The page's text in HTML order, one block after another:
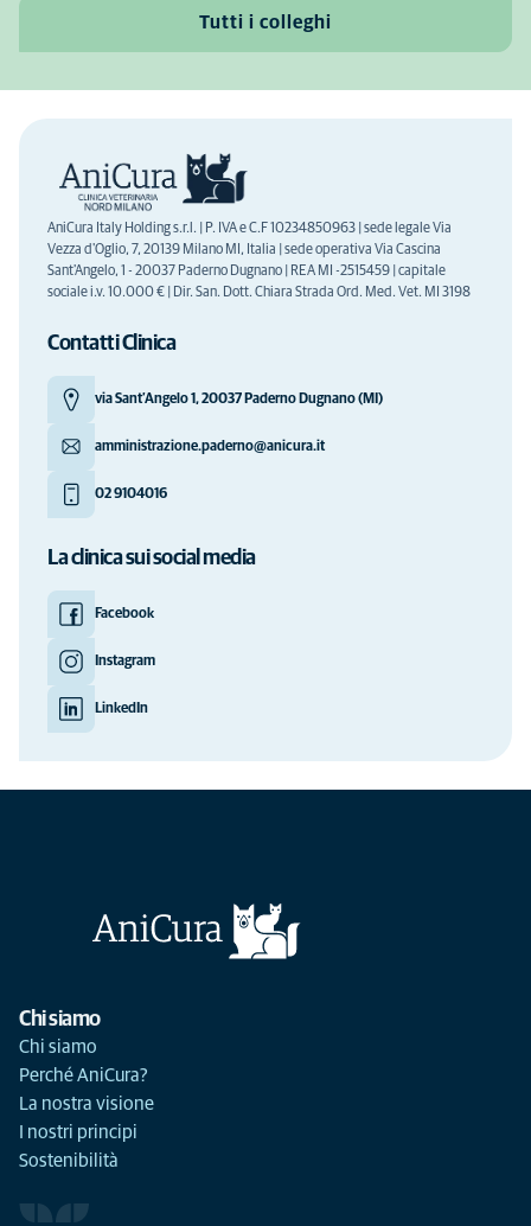
Tutti i colleghi
AniCura Italy Holding s.r.l. | P. IVA e C.F 10234850963 | sede legale Via
Vezza d'Oglio, 7, 20139 Milano MI, Italia | sede operativa Via Cascina
Sant'Angelo, 1 - 20037 Paderno Dugnano | REA MI -2515459 | capitale
sociale i.v. 10.000 € | Dir. San. Dott. Chiara Strada Ord. Med. Vet. MI 3198
Contatti Clinica
via Sant’Angelo 1, 20037 Paderno Dugnano (MI)
amministrazione.paderno@anicura.it
02 9104016
La clinica sui social media
Facebook
Instagram
LinkedIn
Chi siamo
Chi siamo
Perché AniCura?
La nostra visione
I nostri principi
Sostenibilità